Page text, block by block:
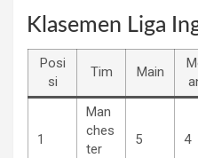
Klasemen Liga
Posi
si
Tim Main
1
Man
ches
ter
5 4